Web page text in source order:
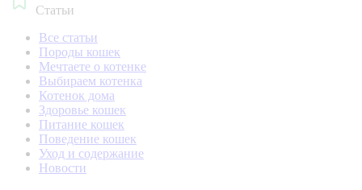
Статьи
Все статьи
Породы кошек
Мечтаете о котенке
Выбираем котенка
Котенок дома
Здоровье кошек
Питание кошек
Поведение кошек
Уход и содержание
Новости